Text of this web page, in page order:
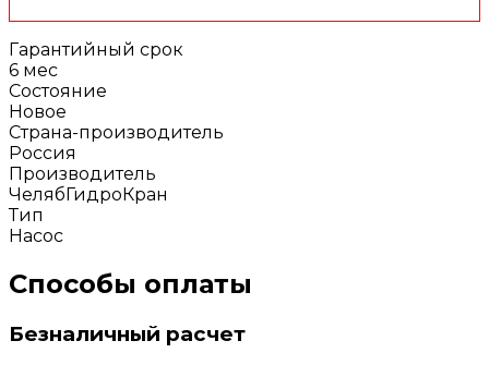
Гарантийный срок
6 мес
Состояние
Новое
Страна-производитель
Россия
Производитель
ЧелябГидроКран
Тип
Насос
Способы оплаты
Безналичный расчет